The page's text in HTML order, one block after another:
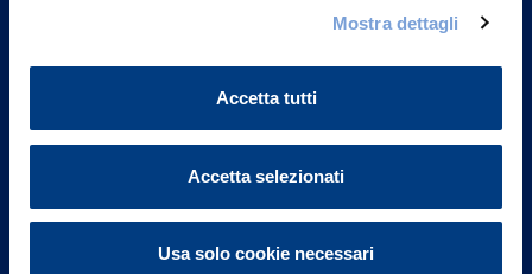
Mostra dettagli
Accetta tutti
Accetta selezionati
Usa solo cookie necessari
Part. IVA 01329510158
FAQ